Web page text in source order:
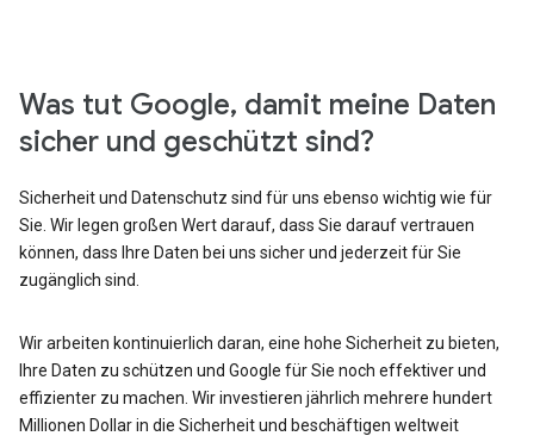
Was tut Google, damit meine Daten
sicher und geschützt sind?
Sicherheit und Datenschutz sind für uns ebenso wichtig wie für
Sie. Wir legen großen Wert darauf, dass Sie darauf vertrauen
können, dass Ihre Daten bei uns sicher und jederzeit für Sie
zugänglich sind.
Wir arbeiten kontinuierlich daran, eine hohe Sicherheit zu bieten,
Ihre Daten zu schützen und Google für Sie noch effektiver und
effizienter zu machen. Wir investieren jährlich mehrere hundert
Millionen Dollar in die Sicherheit und beschäftigen weltweit